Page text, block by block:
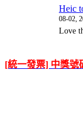
Heic
08-02,
Love
[統一發票] 中獎號